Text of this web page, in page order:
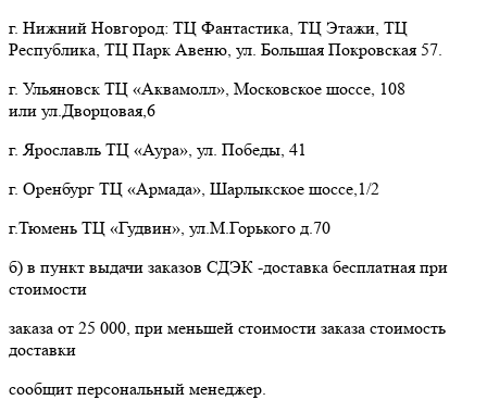
г. Нижний Новгород: ТЦ Фантастика, ТЦ Этажи, ТЦ
Республика, ТЦ Парк Авеню, ул. Большая Покровская 57.
г. Ульяновск ТЦ «Аквамолл», Московское шоссе, 108
или ул.Дворцовая,6
г. Ярославль ТЦ «Аура», ул. Победы, 41
г. Оренбург ТЦ «Армада», Шарлыкское шоссе,1/2
г.Тюмень ТЦ «Гудвин», ул.М.Горького д.70
б) в пункт выдачи заказов СДЭК -доставка бесплатная при
стоимости
заказа от 25 000, при меньшей стоимости заказа стоимость
доставки
сообщит персональный менеджер.